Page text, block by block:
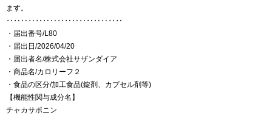
ます。
‥‥‥‥‥‥‥‥‥‥‥‥‥‥‥‥
・届出番号/L80
・届出日/2026/04/20
・届出者名/株式会社サザンダイア
・商品名/カロリーフ２
・食品の区分/加工食品(錠剤、カプセル剤等)
【機能性関与成分名】
チャカサポニン